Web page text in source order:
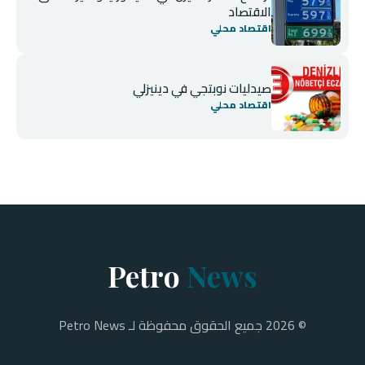
الاقتصاد
اقتصاد محلي
صيدليات نوبتجي في دينيزلي
اقتصاد محلي
Petro News
© 2026 جميع الحقوق محفوظة لـ Petro News